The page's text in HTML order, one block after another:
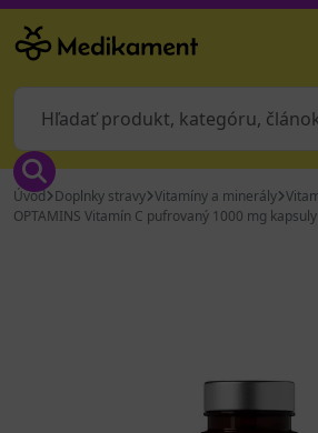
Úvod Doplnky stravy Vitamíny a minerály
OPTAMINS Vitamín C pufrovaný 1000 mg